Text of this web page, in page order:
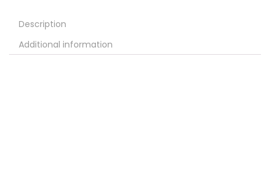
Description
Additional information